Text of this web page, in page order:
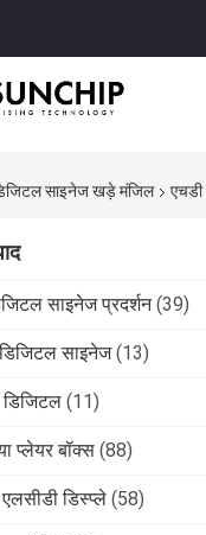
साइनेज खड़े मंजिल एचडी
साइनेज प्रदर्शन (39)
साइनेज (13)
(11)
प्लेयर बॉक्स (88)
डिस्प्ले (58)